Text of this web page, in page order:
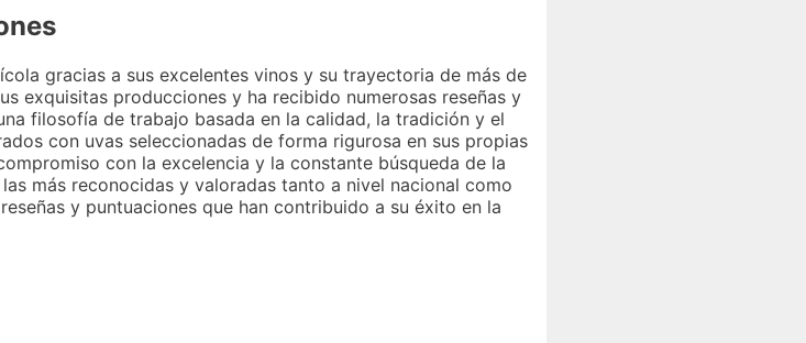
gracias a sus excelentes vinos y su trayectoria de más de
exquisitas producciones y ha recibido numerosas reseñas y
filosofía de trabajo basada en la calidad, la tradición y el
con uvas seleccionadas de forma rigurosa en sus propias
con la excelencia y la constante búsqueda de la
más reconocidas y valoradas tanto a nivel nacional como
y puntuaciones que han contribuido a su éxito en la